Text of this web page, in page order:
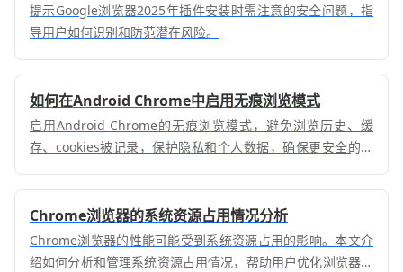
提示Google浏览器2025年插件安装时需注意的安全问题，指
导用户如何识别和防范潜在风险。
如何在Android Chrome中启用无痕浏览模式
启用Android Chrome的无痕浏览模式，避免浏览历史、缓
存、cookies被记录，保护隐私和个人数据，确保更安全的浏
Chrome浏览器的系统资源占用情况分析
Chrome浏览器的性能可能受到系统资源占用的影响。本文介
绍如何分析和管理系统资源占用情况，帮助用户优化浏览器性